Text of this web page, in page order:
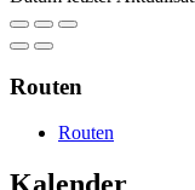
Routen
Routen